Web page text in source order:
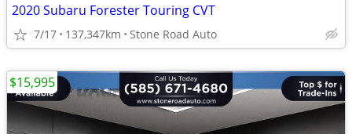
2020 Subaru Forester Touring CVT
7/17 137,347km Stone Road Auto
$15,995